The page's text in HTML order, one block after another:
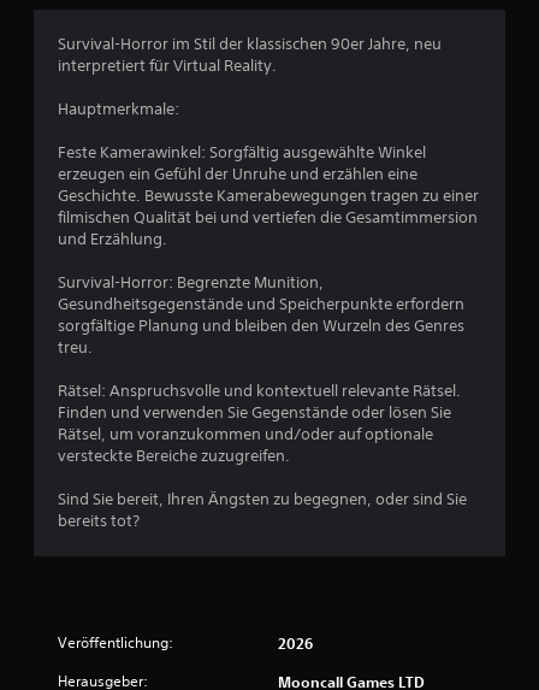
Survival-Horror im Stil der klassischen 90er Jahre, neu
interpretiert für Virtual Reality.
Hauptmerkmale:
Feste Kamerawinkel: Sorgfältig ausgewählte Winkel
erzeugen ein Gefühl der Unruhe und erzählen eine
Geschichte. Bewusste Kamerabewegungen tragen zu einer
filmischen Qualität bei und vertiefen die Gesamtimmersion
und Erzählung.
Survival-Horror: Begrenzte Munition,
Gesundheitsgegenstände und Speicherpunkte erfordern
sorgfältige Planung und bleiben den Wurzeln des Genres
treu.
Rätsel: Anspruchsvolle und kontextuell relevante Rätsel.
Finden und verwenden Sie Gegenstände oder lösen Sie
Rätsel, um voranzukommen und/oder auf optionale
versteckte Bereiche zuzugreifen.
Sind Sie bereit, Ihren Ängsten zu begegnen, oder sind Sie
bereits tot?
Veröffentlichung: 2026
Herausgeber: Mooncall Games LTD